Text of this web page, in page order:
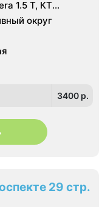
1.5 T, КТ
Mindrey DS 8,
округ
3400 p.
29 стр.